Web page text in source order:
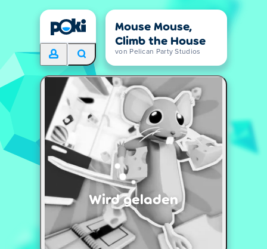
Mouse Mouse,
Climb the House
von Pelican Party Studios
Wird geladen